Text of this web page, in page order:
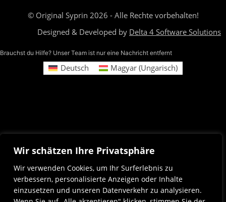
Wir schätzen Ihre Privatsphäre
Wir verwenden Cookies, um Ihr Surferlebnis zu
verbessern, personalisierte Anzeigen oder Inhalte
einzusetzen und unseren Datenverkehr zu analysieren.
© Original Syprin 2026 - Alle Rechte vorbehalten!
Designed & Developed by Delta 4 Software Solutions
Brauchst du Hilfe? Unser Team ist nur eine Nachricht entfernt
Deutsch Magyar (Ungarisch)